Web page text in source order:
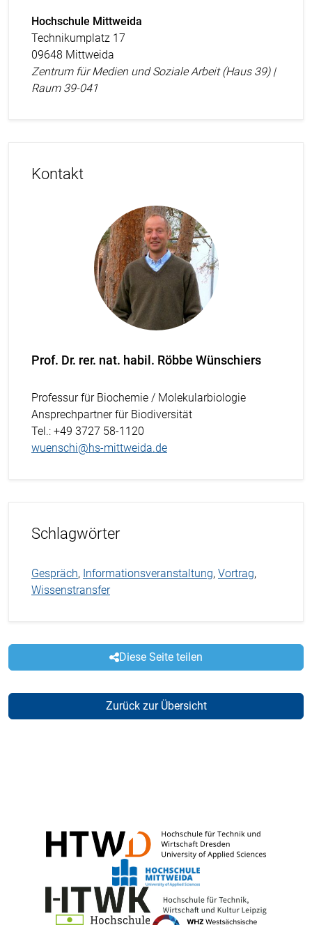
Hochschule Mittweida
Technikumplatz 17
09648 Mittweida
Zentrum für Medien und Soziale Arbeit (Haus 39) |
Raum 39-041
Kontakt
Prof. Dr. rer. nat. habil. Röbbe Wünschiers
Professur für Biochemie / Molekularbiologie
Ansprechpartner für Biodiversität
Tel.: +49 3727 58-1120
wuenschi@hs-mittweida.de
Schlagwörter
Gespräch, Informationsveranstaltung, Vortrag,
Wissenstransfer
Diese Seite teilen
Zurück zur Übersicht